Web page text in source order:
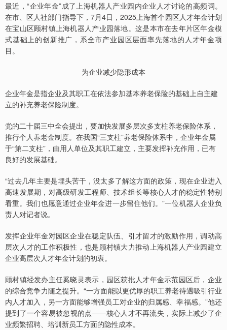
最近，“企业年金”成了上海机器人产业园内企业人才讨论的高频词。
在市、区人社部门指导下，7月4日，2025上海首个园区人才年金计划
在宝山区顾村镇上海机器人产业园落地。这是本市在去年片区年金模
式基础上的创新推广，系全市产业园区层面率先落地的人才年金项
目。
为企业减少隐形成本
企业年金是指企业及其职工在依法参加基本养老保险的基础上自主建
立的补充养老保险制度。
党的二十届三中全会提出，要加快发展多层次多支柱养老保险体系，
推行个人养老金制度。在我国“三支柱”养老保险体系中，企业年金属
于“第二支柱”，由用人单位及其职工建立，主要发挥补充作用，已有
良好的发展基础。
“过去几年主要是埋头苦干，没太多了解这方面的政策，现在企业进入
高速发展期，对高级研发工程师、技术组长等核心人才的稳定性特别
看重。我们也愿意通过企业年金进一步留住他们。”一位机器人企业负
责人对记者说。
发挥企业年金对园区企业在稳定队伍、引才留才的激励作用，调动高
层次人才的工作积极性，也是顾村镇大力推动上海机器人产业园建立
企业高层次人才年金计划的初衷。
顾村镇经发办主任奚晓灵表示，园区获批人才年金示范园区后，企业
的综合竞争力随之提升。“一方面能以更优厚的职工养老待遇吸引行业
内人才加入，另一方面能够增强员工对企业的归属感、幸福感。”他还
提到了一个容易被忽视的点——核心人才不再流失，实际上减少了企
业频繁招聘、培训新员工方面的隐性成本。